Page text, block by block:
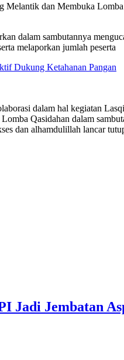
dan Membuka
dalam sambutannya
melaporkan jumlah peserta
Dukung Ketahanan Pangan
dalam hal kegiatan
Qasidahan dalam
dan alhamdulillah lancar
Jadi Jembatan